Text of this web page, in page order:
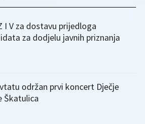
I V za dostavu prijedloga
za dodjelu javnih priznanja
održan prvi koncert Dječje
Škatulica